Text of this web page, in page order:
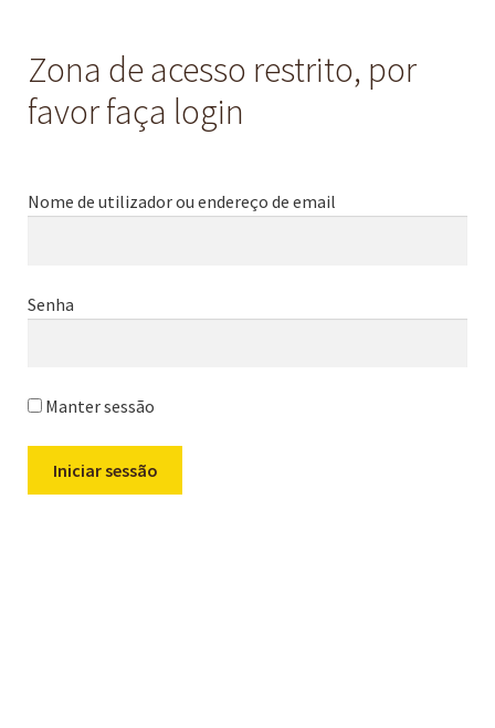
Zona de acesso restrito, por
favor faça login
Nome de utilizador ou endereço de email
Senha
Manter sessão